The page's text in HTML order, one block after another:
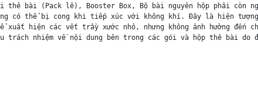
thẻ bài (Pack lẻ), Booster Box, Bộ bài nguyên hộp phải còn
có thể bị cong khi tiếp xúc với không khí. Đây là hiện
xuất hiện các vết trầy xước nhỏ, nhưng không ảnh hưởng đến
trách nhiệm về nội dung bên trong các gói và hộp thẻ bài